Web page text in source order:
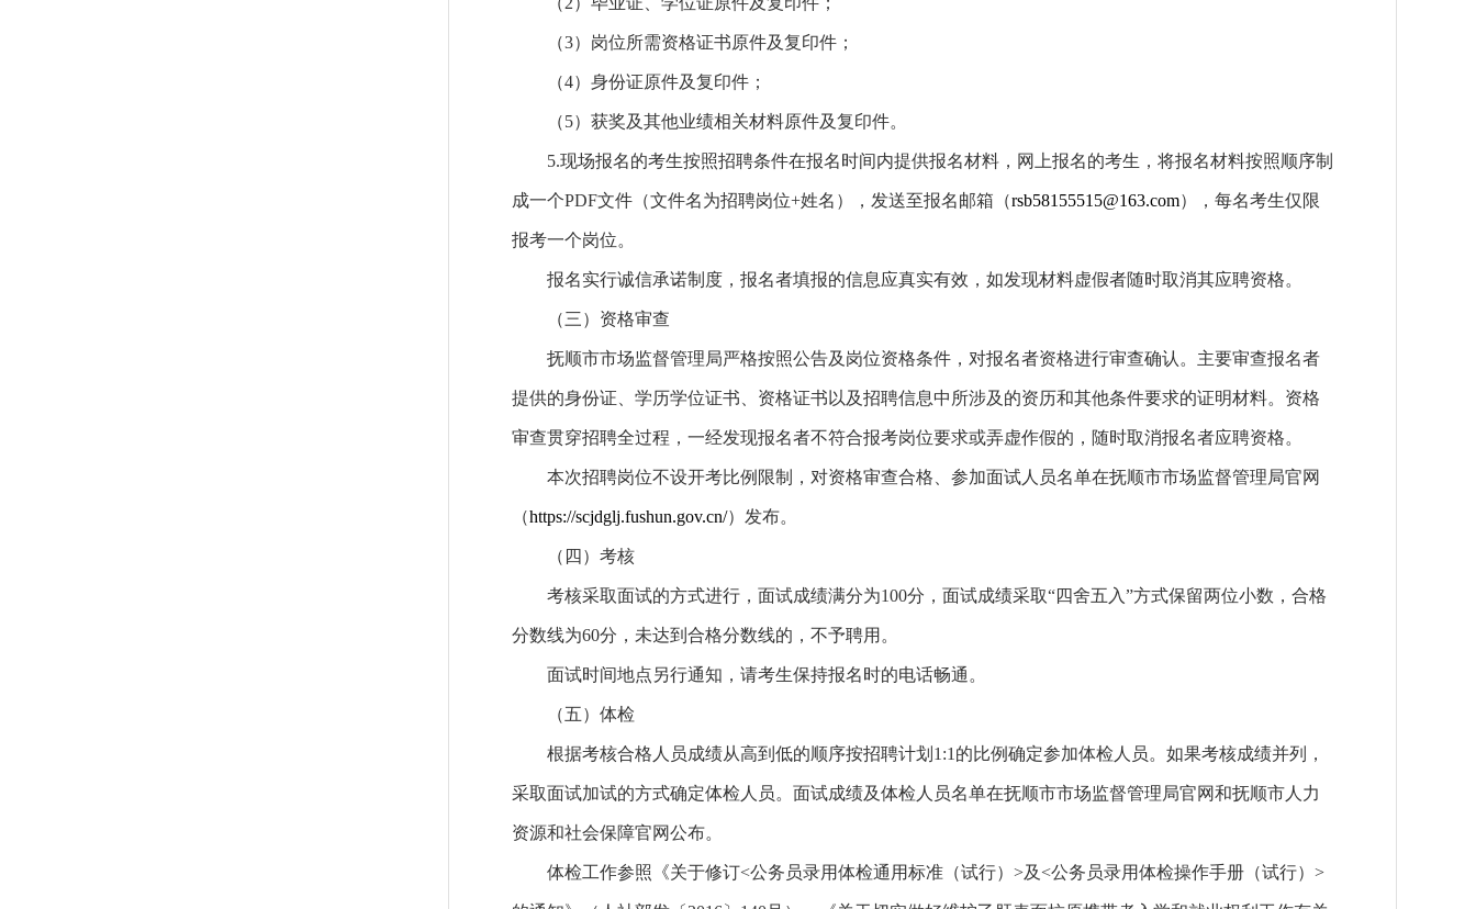
（3）岗位所需资格证书原件及复印件；
（4）身份证原件及复印件；
（5）获奖及其他业绩相关材料原件及复印件。
5.现场报名的考生按照招聘条件在报名时间内提供报名材料，网上报名的考生，将报名材料按照顺序制
成一个PDF文件（文件名为招聘岗位+姓名），发送至报名邮箱（rsb58155515@163.com），每名考生仅限
报考一个岗位。
报名实行诚信承诺制度，报名者填报的信息应真实有效，如发现材料虚假者随时取消其应聘资格。
（三）资格审查
抚顺市市场监督管理局严格按照公告及岗位资格条件，对报名者资格进行审查确认。主要审查报名者
提供的身份证、学历学位证书、资格证书以及招聘信息中所涉及的资历和其他条件要求的证明材料。资格
审查贯穿招聘全过程，一经发现报名者不符合报考岗位要求或弄虚作假的，随时取消报名者应聘资格。
本次招聘岗位不设开考比例限制，对资格审查合格、参加面试人员名单在抚顺市市场监督管理局官网
（https://scjdglj.fushun.gov.cn/）发布。
（四）考核
考核采取面试的方式进行，面试成绩满分为100分，面试成绩采取“四舍五入”方式保留两位小数，合格
分数线为60分，未达到合格分数线的，不予聘用。
面试时间地点另行通知，请考生保持报名时的电话畅通。
（五）体检
根据考核合格人员成绩从高到低的顺序按招聘计划1:1的比例确定参加体检人员。如果考核成绩并列，
采取面试加试的方式确定体检人员。面试成绩及体检人员名单在抚顺市市场监督管理局官网和抚顺市人力
资源和社会保障官网公布。
体检工作参照《关于修订<公务员录用体检通用标准（试行）>及<公务员录用体检操作手册（试行）>